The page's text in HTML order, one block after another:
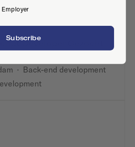
Developer Gezocht
· Back-end development
Employer
Subscribe